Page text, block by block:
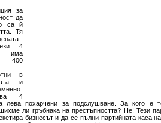
за
да
са й
Тя
4
има
400
в
и
4
лева похарчени за подслушване. За кого е
ли гръбнака на престъпността? Не! Тези
бизнесът и да се пълни партийната каса